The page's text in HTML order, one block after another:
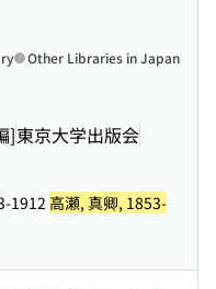
]東京大学出版会
Other Libraries in Japan
1912 高瀬, 真卿, 1853-